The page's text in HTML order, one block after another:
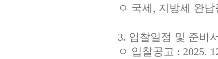
ㅇ 국세, 지방세 완
3. 입찰일정 및 준비
ㅇ 입찰공고 : 2025.